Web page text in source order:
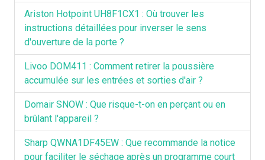
Ariston Hotpoint UH8F1CX1 : Où trouver les
instructions détaillées pour inverser le sens
d'ouverture de la porte ?
Livoo DOM411 : Comment retirer la poussière
accumulée sur les entrées et sorties d'air ?
Domair SNOW : Que risque-t-on en perçant ou en
brûlant l'appareil ?
Sharp QWNA1DF45EW : Que recommande la notice
pour faciliter le séchage après un programme court